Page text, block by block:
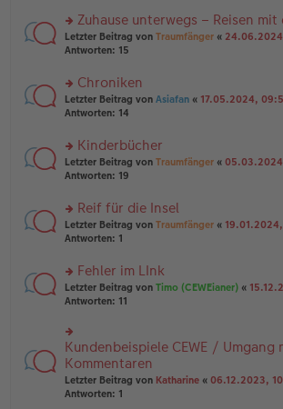
tr
a
g
e
n
er
tr
a
g
n
g
el
e
n
er
tr
a
g
rs
te
n
g
el
e
n
er
tr
a
g
Zuhause unterwegs – Reisen
Letzter Beitrag von Traumfänger «
Antworten: 15
rs
te
n
g
el
e
n
er
tr
a
g
Chroniken
Letzter Beitrag von Asiafan « 17.05.2024,
Antworten: 14
rs
te
n
g
el
e
n
er
tr
a
g
Kinderbücher
Letzter Beitrag von Traumfänger «
Antworten: 19
rs
te
n
g
el
e
n
er
B
ei
tr
Reif für die Insel
Letzter Beitrag von Traumfänger «
Antworten: 1
rs
te
u
n
g
el
es
e
Fehler im LInk
Letzter Beitrag von Timo (CEWEianer) «
Antworten: 11
rs
te
r
u
n
Kundenbeispiele CEWE / Umgang
Kommentaren
Letzter Beitrag von Katharine « 06.12.2023,
Antworten: 1